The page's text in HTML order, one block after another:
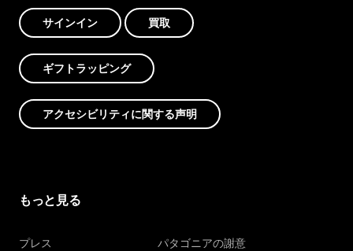
サインイン 買取
ギフトラッピング
アクセシビリティに関する声明
もっと見る
プレス パタゴニアの謝意